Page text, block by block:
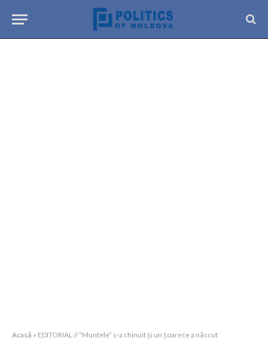
Acasă » EDITORIAL // ”Muntele” s-a chinuit și un șoarece a născut